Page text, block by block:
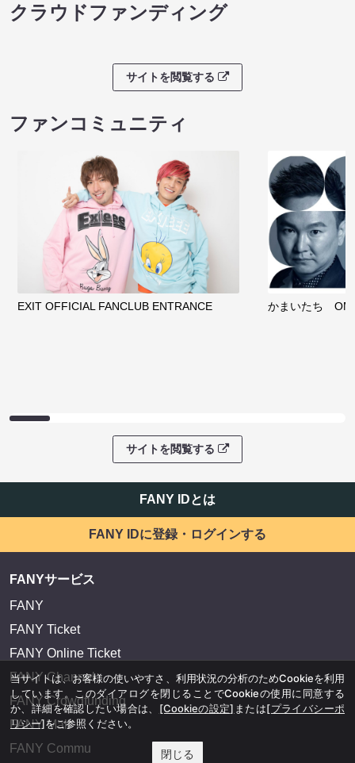
クラウドファンディング
サイトを閲覧する
ファンコミュニティ
EXIT OFFICIAL FANCLUB ENTRANCE かまいたち
サイトを閲覧する
FANY IDとは
FANY IDに登録・ログインする
FANYサービス
FANY
FANY Ticket
FANY Online Ticket
FANY Channel
FANY Crowdfunding
FANY Mall
FANY Commu
当サイトは、お客様の使いやすさ、利用状況の分析のためCookieを利用
しています。このダイアログを閉じることでCookieの使用に同意する
か、詳細を確認したい場合は、 [Cookieの設定] または[プライバシーポ
リシー]をご参照ください。
閉じる